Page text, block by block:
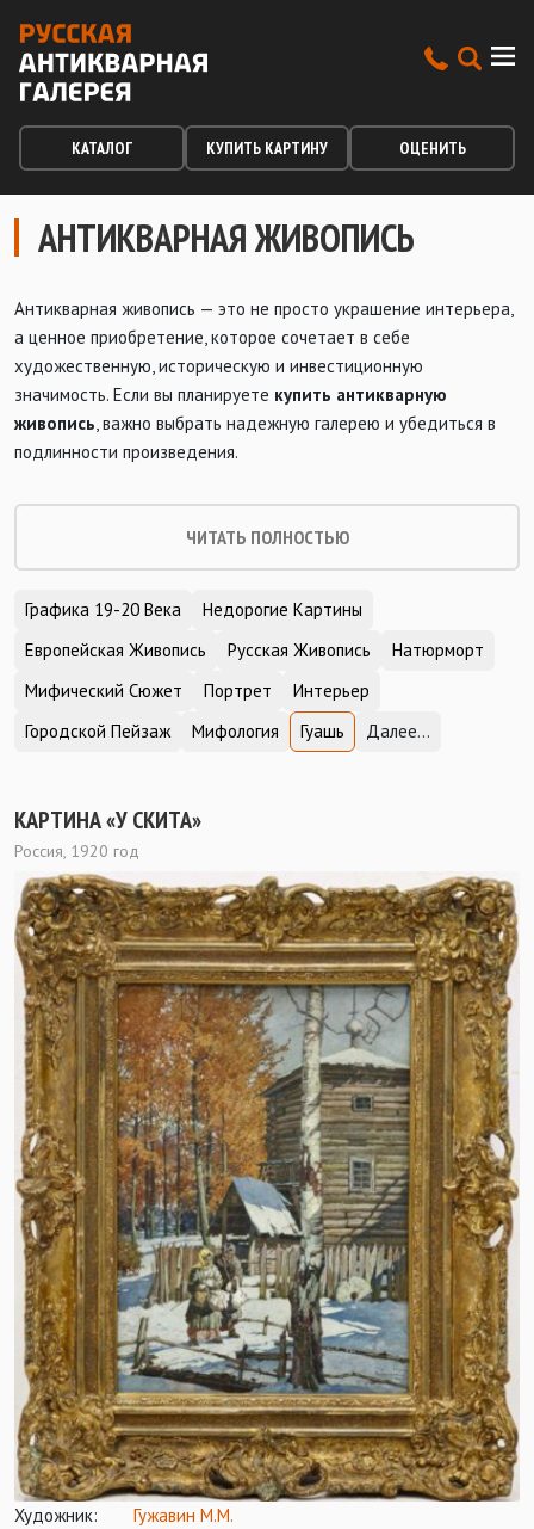
КАТАЛОГ КУПИТЬ КАРТИНУ ОЦЕНИТЬ
АНТИКВАРНАЯ ЖИВОПИСЬ
Антикварная живопись — это не просто украшение интерьера,
а ценное приобретение, которое сочетает в себе
художественную, историческую и инвестиционную
значимость. Если вы планируете купить антикварную
живопись, важно выбрать надежную галерею и убедиться в
подлинности произведения.
ЧИТАТЬ ПОЛНОСТЬЮ
Графика 19-20 Века
Недорогие Картины
Европейская Живопись
Русская Живопись
Натюрморт
Мифический Сюжет
Портрет
Интерьер
Городской Пейзаж
Мифология Гуашь Далее...
КАРТИНА «У СКИТА»
Россия, 1920 год
Художник:
Гужавин М.М.